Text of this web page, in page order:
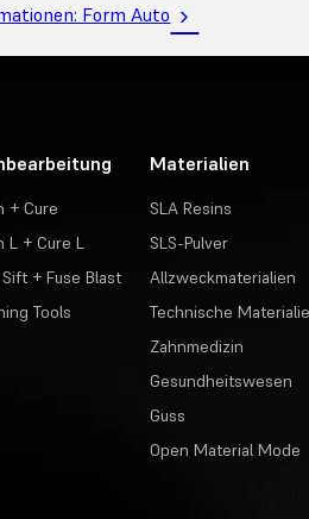
Form Auto
+ Cure
L + Cure L
+ Fuse Blast
Tools
Materialien
SLA Resins
SLS-Pulver
Allzweckmaterialien
Technische
Zahnmedizin
Gesundheitswesen
Guss
Open Material Mode